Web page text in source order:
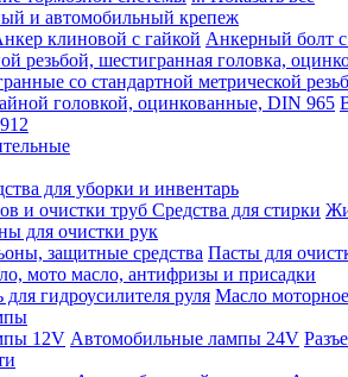
и автомобильный крепеж
клиновой с гайкой Анкерный болт с
резьбой, шестигранная головка,
со стандартной метрической
головкой, оцинкованные, DIN 965
для уборки и инвентарь
и очистки труб Средства для стирки
для очистки рук
защитные средства Пасты для
мото масло, антифризы и присадки
гидроусилителя руля Масло моторное
12V Автомобильные лампы 24V